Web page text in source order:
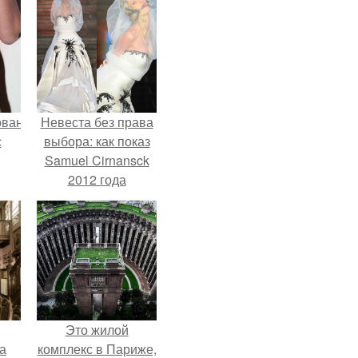
в
Невеста без права
выбора: как показ
Samuel Cirnansck
2012 года
превратил подиум
в манифест против
принуждения.
Это жилой
комплекс в Париже,